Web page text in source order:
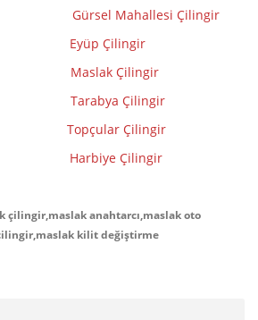
Gürsel Mahallesi Çilingir
Eyüp Çilingir
Maslak Çilingir
Tarabya Çilingir
Topçular Çilingir
Harbiye Çilingir
çilingir,maslak anahtarcı,maslak oto
kilit değiştirme